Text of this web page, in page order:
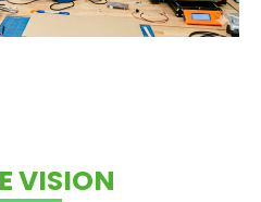
VISION